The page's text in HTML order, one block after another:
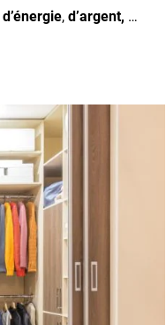
d’énergie, d’argent, …